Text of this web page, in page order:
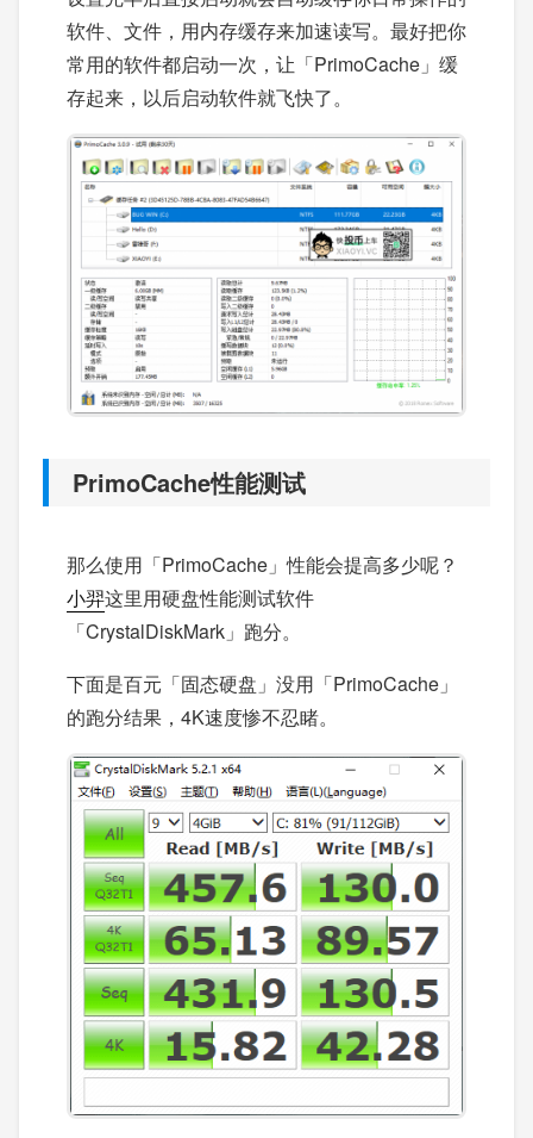
软件、文件，用内存缓存来加速读写。最好把你
常用的软件都启动一次，让「PrimoCache」缓
存起来，以后启动软件就飞快了。
PrimoCache性能测试
那么使用「PrimoCache」性能会提高多少呢？
小羿这里用硬盘性能测试软件
「CrystalDiskMark」跑分。
下面是百元「固态硬盘」没用「PrimoCache」
的跑分结果，4K速度惨不忍睹。